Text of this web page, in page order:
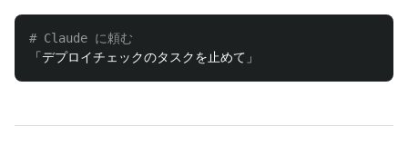
# Claude に頼む